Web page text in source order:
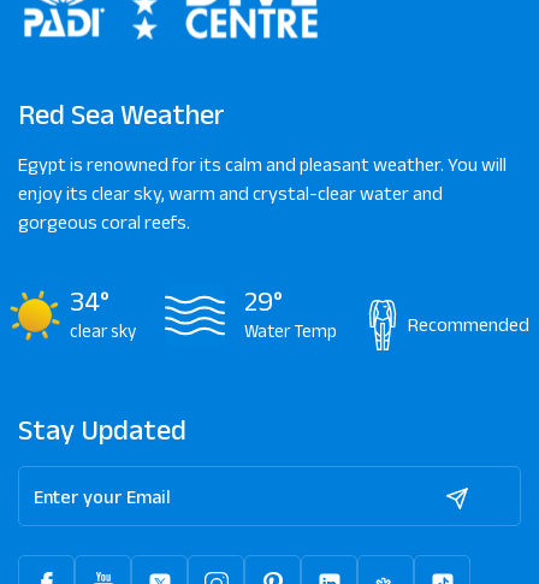
Red Sea Weather
Egypt is renowned for its calm and pleasant weather. You will
enjoy its clear sky, warm and crystal-clear water and
gorgeous coral reefs.
34°
clear sky
29°
Water Temp Recommended
Stay Updated